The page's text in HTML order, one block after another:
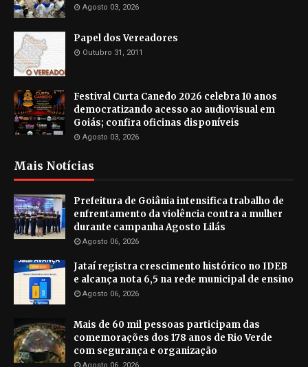
Agosto 03, 2026
Papel dos Vereadores
Outubro 31, 2011
Festival Curta Canedo 2026 celebra 10 anos
democratizando acesso ao audiovisual em
Goiás; confira oficinas disponíveis
Agosto 03, 2026
Mais Notícias
Prefeitura de Goiânia intensifica trabalho de
enfrentamento da violência contra a mulher
durante campanha Agosto Lilás
Agosto 06, 2026
Jataí registra crescimento histórico no IDEB
e alcança nota 6,5 na rede municipal de ensino
Agosto 06, 2026
Mais de 60 mil pessoas participam das
comemorações dos 178 anos de Rio Verde
com segurança e organização